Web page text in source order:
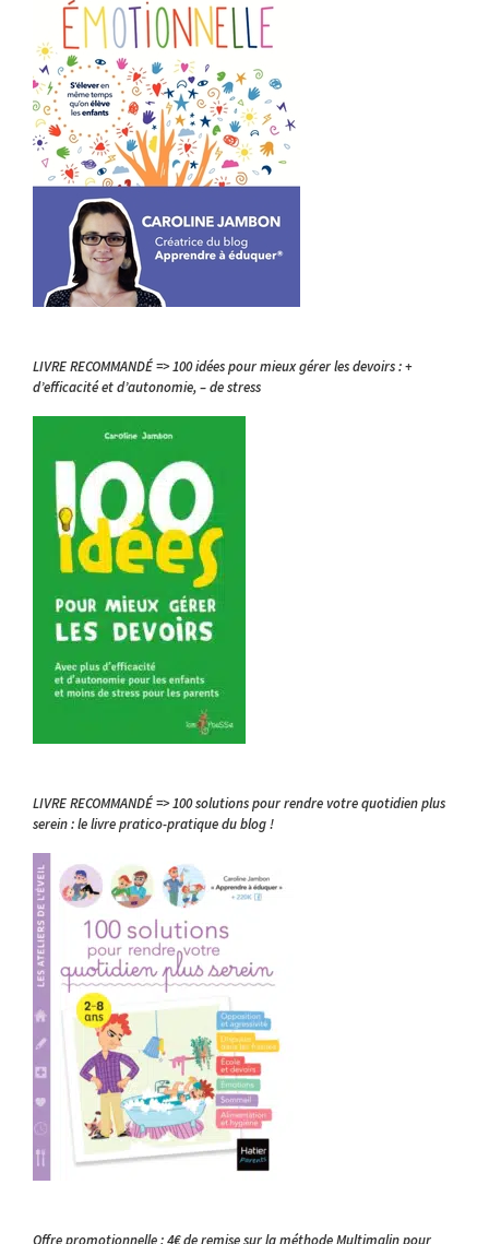
LIVRE RECOMMANDÉ => 100 idées pour mieux gérer les devoirs : +
d’efficacité et d’autonomie, – de stress
LIVRE RECOMMANDÉ => 100 solutions pour rendre votre quotidien plus
serein : le livre pratico-pratique du blog !